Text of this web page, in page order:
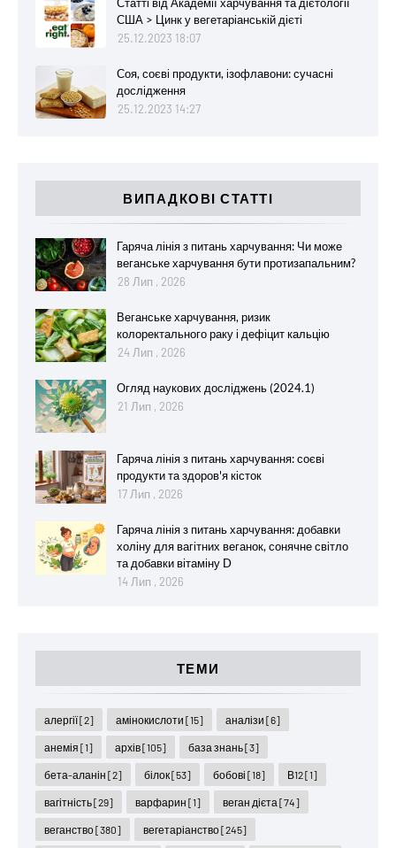
США > Цинк у вегетаріанській дієті
25.12.2023 18:07
Соя, соєві продукти, ізофлавони: сучасні
дослідження
25.12.2023 14:27
ВИПАДКОВІ СТАТТІ
Гаряча лінія з питань харчування: Чи може
веганське харчування бути протизапальним?
28 Лип , 2026
Веганське харчування, ризик
колоректального раку і дефіцит кальцію
24 Лип , 2026
Огляд наукових досліджень (2024.1)
21 Лип , 2026
Гаряча лінія з питань харчування: соєві
продукти та здоров'я кісток
17 Лип , 2026
Гаряча лінія з питань харчування: добавки
холіну для вагітних веганок, сонячне світло
та добавки вітаміну D
14 Лип , 2026
ТЕМИ
алергії[2] амінокислоти [15] аналізи [6]
анемія [1] архів[105] база знань[3]
бета-аланін [2] білок[53] бобові [18] В12[1]
вагітність[29] варфарин [1] веган дієта [74]
веганство[380] вегетаріанство[245]